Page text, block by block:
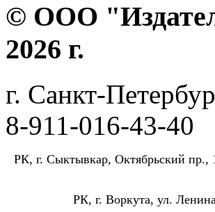
© ООО
2026 г.
г. Санкт-
8-911-016-43-40
РК, г. Сыктывкар, Октябрьский пр.,
РК, г. Воркута, ул.